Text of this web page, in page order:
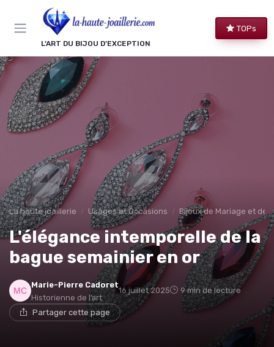
L’ART DU BIJOU D’EXCEPTION
TOPs
La haute joaillerie Usages et Occasions Bijoux de Mariage et de
L'élégance intemporelle de la
bague semainier en or
Marie-Pierre Cadoret
Historienne de l’art
16 juillet 2025 9 min de lecture
Partager cette page
Panneau de gestion des cookies